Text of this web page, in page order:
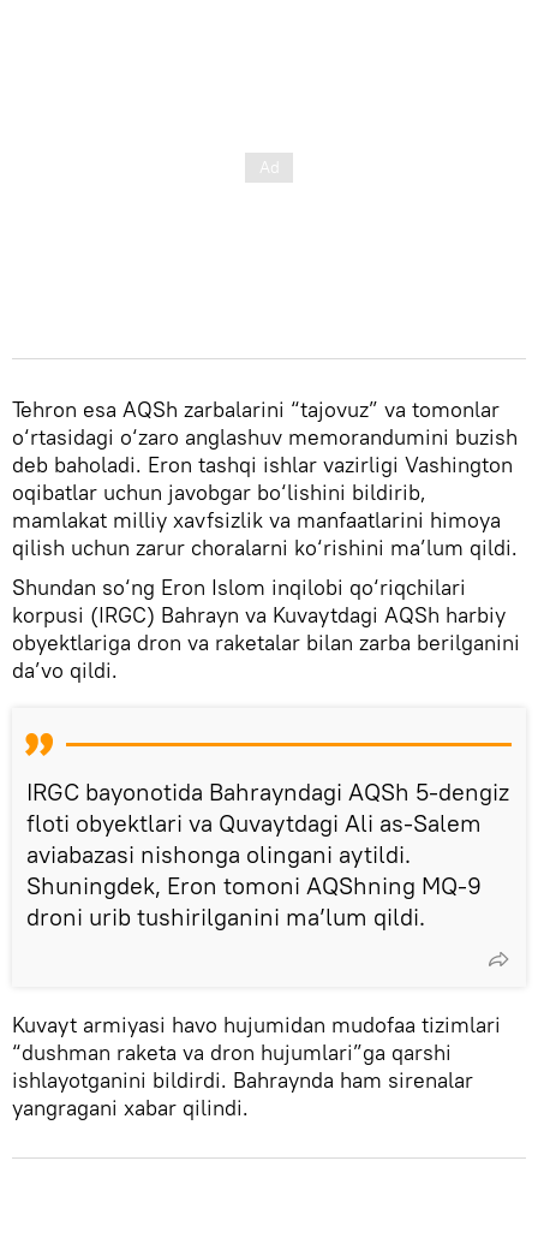
Tehron esa AQSh zarbalarini “tajovuz” va tomonlar
o‘rtasidagi o‘zaro anglashuv memorandumini buzish
deb baholadi. Eron tashqi ishlar vazirligi Vashington
oqibatlar uchun javobgar bo‘lishini bildirib,
mamlakat milliy xavfsizlik va manfaatlarini himoya
qilish uchun zarur choralarni ko‘rishini ma’lum qildi.
Shundan so‘ng Eron Islom inqilobi qo‘riqchilari
korpusi (IRGC) Bahrayn va Kuvaytdagi AQSh harbiy
obyektlariga dron va raketalar bilan zarba berilganini
da’vo qildi.
IRGC bayonotida Bahrayndagi AQSh 5-dengiz
floti obyektlari va Quvaytdagi Ali as-Salem
aviabazasi nishonga olingani aytildi.
Shuningdek, Eron tomoni AQShning MQ-9
droni urib tushirilganini ma’lum qildi.
Kuvayt armiyasi havo hujumidan mudofaa tizimlari
“dushman raketa va dron hujumlari”ga qarshi
ishlayotganini bildirdi. Bahraynda ham sirenalar
yangragani xabar qilindi.